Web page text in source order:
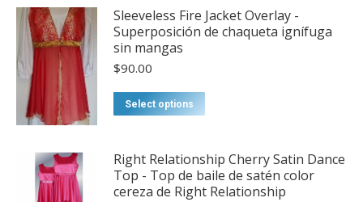
Sleeveless Fire Jacket Overlay -
Superposición de chaqueta ignífuga
sin mangas
$90.00
Select options
multiple
variants.
Right Relationship Cherry Satin Dance
Top - Top de baile de satén color
cereza de Right Relationship